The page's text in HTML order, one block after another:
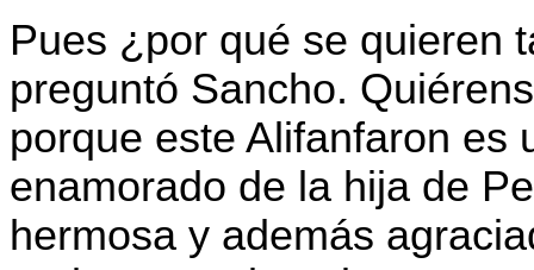
Pues ¿por qué se quieren
preguntó Sancho.
porque este Alifanfaron es
enamorado de la hija de
hermosa y además